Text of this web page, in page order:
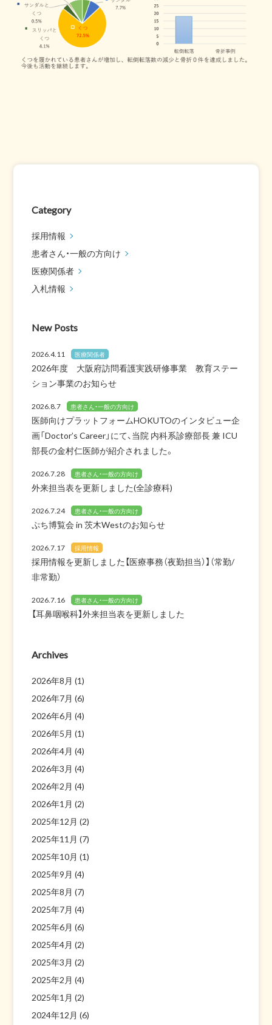
Category
採用情報
患者さん・一般の方向け
医療関係者
入札情報
New Posts
2026.4.11 医療関係者
2026年度 大阪府訪問看護実践研修事業 教育ステー
ション事業のお知らせ
2026.8.7 患者さん・一般の方向け
医師向けプラットフォームHOKUTOのインタビュー企
画「Doctor’s Career」にて、当院 内科系診療部長 兼 ICU
部長の金村仁医師が紹介されました。
2026.7.28 患者さん・一般の方向け
外来担当表を更新しました(全診療科)
2026.7.24 患者さん・一般の方向け
ぷち博覧会 in 茨木Westのお知らせ
2026.7.17 採用情報
採用情報を更新しました【医療事務（夜勤担当）】（常勤/
非常勤）
2026.7.16 患者さん・一般の方向け
【耳鼻咽喉科】外来担当表を更新しました
Archives
2026年8月 (1)
2026年7月 (6)
2026年6月 (4)
2026年5月 (1)
2026年4月 (4)
2026年3月 (4)
2026年2月 (4)
2026年1月 (2)
2025年12月 (2)
2025年11月 (7)
2025年10月 (1)
2025年9月 (4)
2025年8月 (7)
2025年7月 (4)
2025年6月 (6)
2025年4月 (2)
2025年3月 (2)
2025年2月 (4)
2025年1月 (2)
2024年12月 (6)